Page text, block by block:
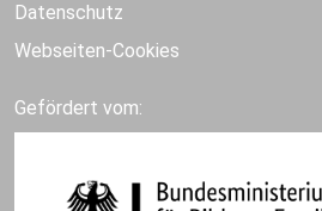
Datenschutz
Webseiten-Cookies
Gefördert vom: